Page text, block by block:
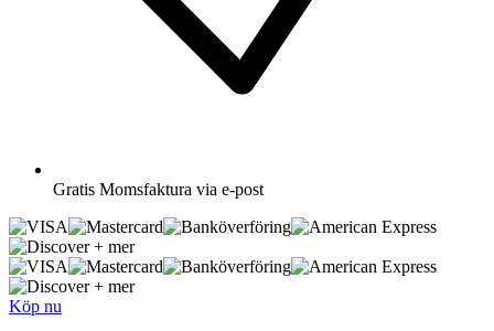
Gratis Momsfaktura via e-post
+ mer
+ mer
Köp nu